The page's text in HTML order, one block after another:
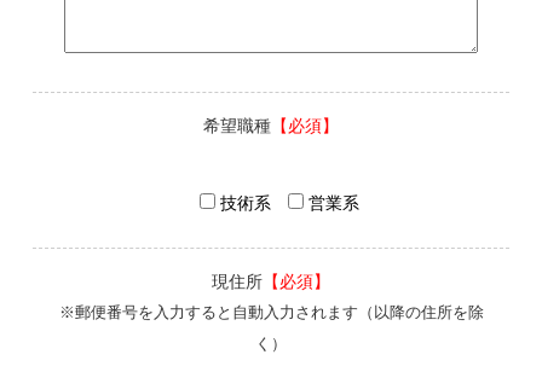
希望職種 【必須】
技術系 営業系
現住所 【必須】
※郵便番号を入力すると自動入力されます（以降の住所を除
く）